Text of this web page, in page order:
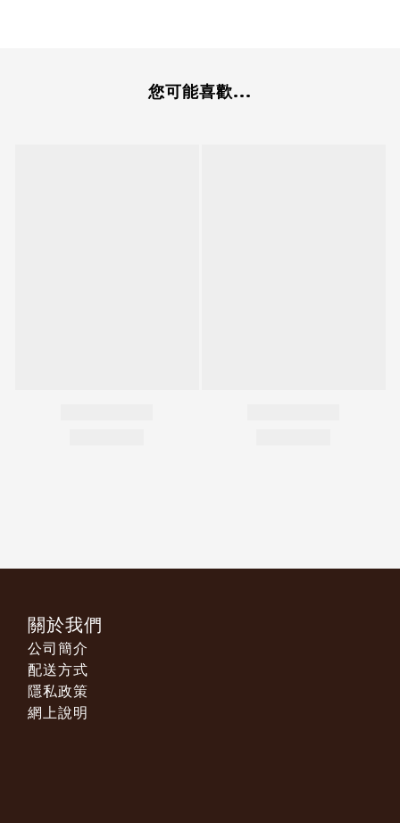
您可能喜歡...
關於我們
公司簡介
配送方式
隱私政策
網上說明